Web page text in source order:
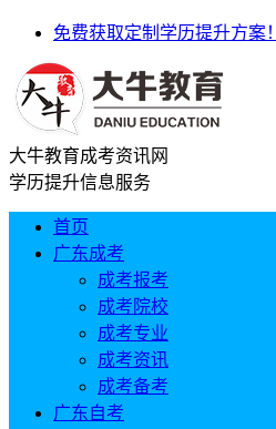
免费获取定制学历提升方案！
大牛教育成考资讯网
学历提升信息服务
首页
广东成考
成考报考
成考院校
成考专业
成考资讯
成考备考
广东自考